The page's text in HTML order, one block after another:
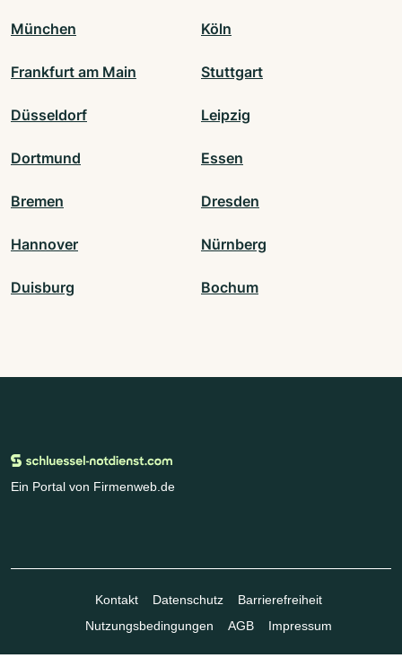
München Köln
Frankfurt am Main Stuttgart
Düsseldorf Leipzig
Dortmund Essen
Bremen Dresden
Hannover Nürnberg
Duisburg Bochum
Ein Portal von Firmenweb.de
Kontakt Datenschutz
Barrierefreiheit
Nutzungsbedingungen
AGB Impressum